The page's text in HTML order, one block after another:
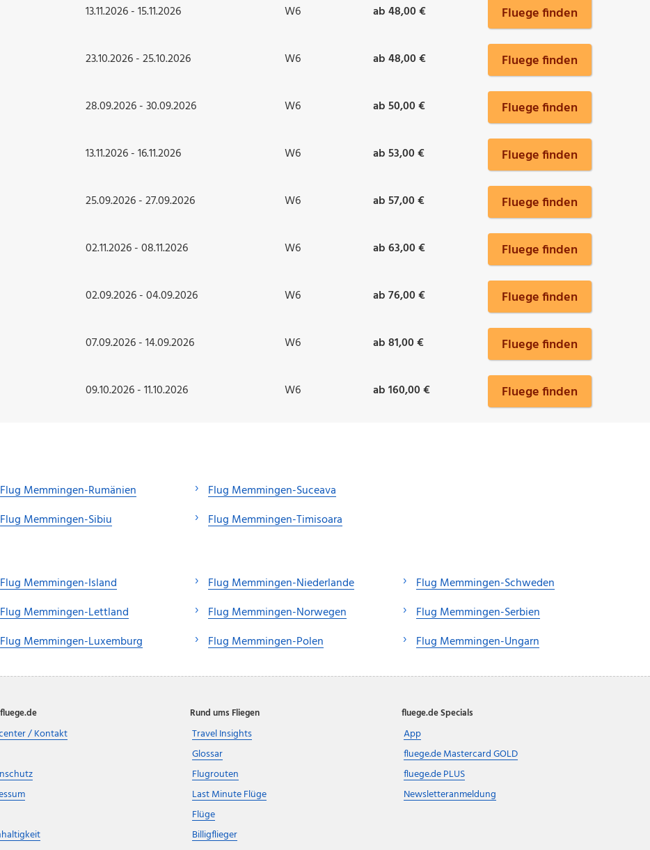
13.11.2026 - 15.11.2026 W6 ab 48,00 € Fluege finden
23.10.2026 - 25.10.2026 W6 ab 48,00 € Fluege finden
28.09.2026 - 30.09.2026 W6 ab 50,00 € Fluege finden
13.11.2026 - 16.11.2026 W6 ab 53,00 € Fluege finden
25.09.2026 - 27.09.2026 W6 ab 57,00 € Fluege finden
02.11.2026 - 08.11.2026 W6 ab 63,00 € Fluege finden
02.09.2026 - 04.09.2026 W6 ab 76,00 € Fluege finden
07.09.2026 - 14.09.2026 W6 ab 81,00 € Fluege finden
09.10.2026 - 11.10.2026 W6 ab 160,00 € Fluege finden
Flug Memmingen-Rumänien
Flug Memmingen-Sibiu
Flug Memmingen-Suceava
Flug Memmingen-Timisoara
Flug Memmingen-Island
Flug Memmingen-Lettland
Flug Memmingen-Luxemburg
Flug Memmingen-Niederlande
Flug Memmingen-Norwegen
Flug Memmingen-Polen
Flug Memmingen-Schweden
Flug Memmingen-Serbien
Flug Memmingen-Ungarn